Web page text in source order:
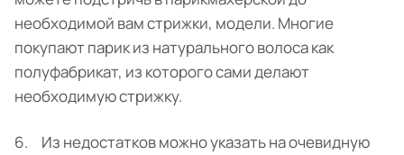
необходимой вам стрижки, модели. Многие
покупают парик из натурального волоса как
полуфабрикат, из которого сами делают
необходимую стрижку.
6. Из недостатков можно указать на очевидную